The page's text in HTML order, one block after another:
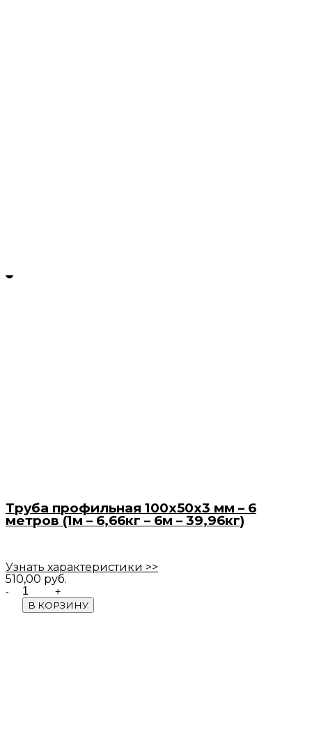
Труба профильная 100х50х3 мм – 6
метров (1м – 6,66кг – 6м – 39,96кг)
Узнать характеристики >>
510,00 руб.
Quantity
В КОРЗИНУ